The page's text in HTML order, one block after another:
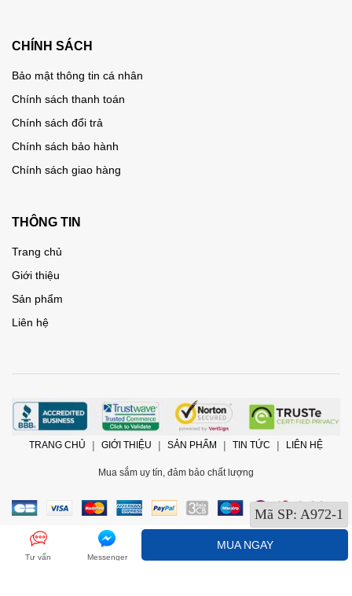
Mã SP: A972-1
CHÍNH SÁCH
Bảo mật thông tin cá nhân
Chính sách thanh toán
Chính sách đổi trả
Chính sách bảo hành
Chính sách giao hàng
THÔNG TIN
Trang chủ
Giới thiệu
Sản phẩm
Liên hệ
TRANG CHỦ GIỚI THIỆU SẢN PHẨM TIN TỨC LIÊN HỆ
Mua sắm uy tín, đảm bảo chất lượng
Tư vấn Messenger
MUA NGAY